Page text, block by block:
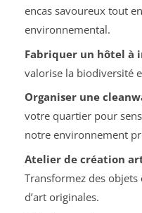
encas savoureux tout
environnemental.
Fabriquer un hôtel à
valorise la biodiversité
Organiser une
votre quartier pour
notre environnement
Atelier de création
Transformez des
d’art originales.